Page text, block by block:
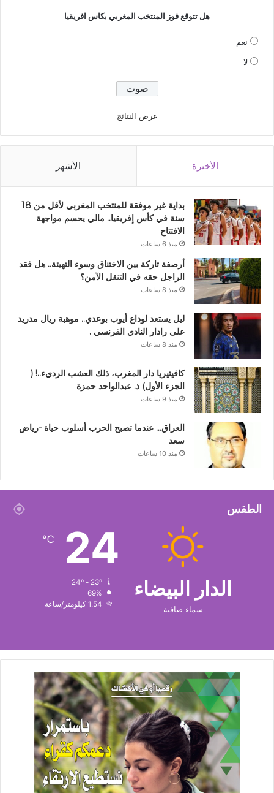
هل تتوقع فوز المنتخب المغربي بكاس افريقيا
نعم
لا
عرض النتائج
الأخيرة الأشهر
بداية غير موفقة للمنتخب المغربي لأقل من 18
سنة في كأس إفريقيا.. مالي يحسم مواجهة
الافتتاح
منذ 6 ساعات
أرصفة تاركة بين الاختناق وسوء التهيئة.. هل فقد
الراجل حقه في التنقل الآمن؟
منذ 8 ساعات
ليل يستعد لوداع أيوب بوعدي.. موهبة ريال مدريد
على رادار النادي الفرنسي .
منذ 8 ساعات
كافيتيريا دار المغرب، ذلك العشب الرديء..! (
الجزء الأول) ذ. عبدالواحد حمزة
منذ 9 ساعات
العراق… عندما تصبح الحرب أسلوب حياة -رياض
سعد
منذ 10 ساعات
الطقس
الدار البيضاء
سماء صافية
24
℃
69%
1.54 كيلومتر/ساعة